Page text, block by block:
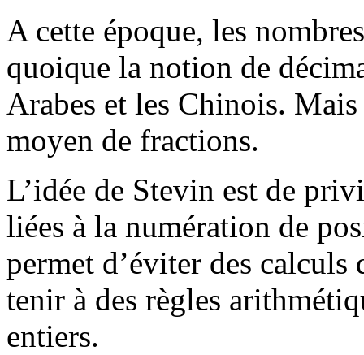
A cette époque, les
quoique la notion de
Arabes et les Chinois.
moyen de fractions.
L’idée de Stevin est de
liées à la numération de
permet d’éviter des
tenir à des règles
entiers.